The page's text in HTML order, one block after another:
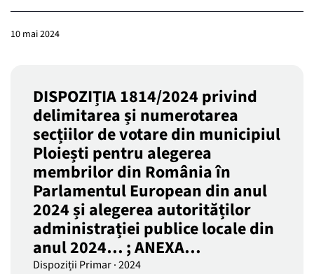
10 mai 2024
DISPOZIȚIA 1814/2024 privind
delimitarea și numerotarea
secțiilor de votare din municipiul
Ploiești pentru alegerea
membrilor din România în
Parlamentul European din anul
2024 și alegerea autorităților
administrației publice locale din
anul 2024… ; ANEXA…
Dispoziții Primar·2024